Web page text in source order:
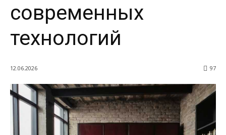
современных
технологий
12.06.2026 97